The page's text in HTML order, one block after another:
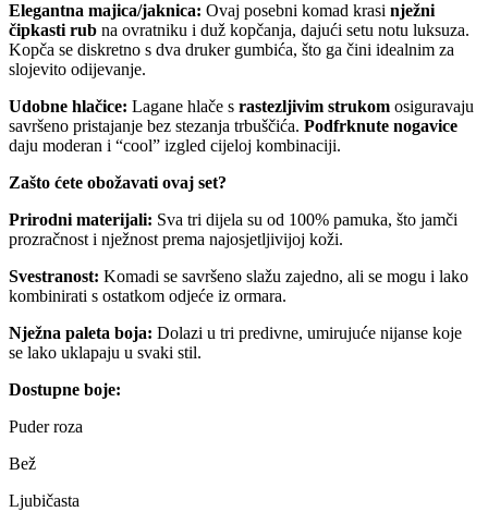
Elegantna majica/jaknica: Ovaj posebni komad krasi nježni
čipkasti rub na ovratniku i duž kopčanja, dajući setu notu luksuza.
Kopča se diskretno s dva druker gumbića, što ga čini idealnim za
slojevito odijevanje.
Udobne hlačice: Lagane hlače s rastezljivim strukom osiguravaju
savršeno pristajanje bez stezanja trbuščića. Podfrknute nogavice
daju moderan i “cool” izgled cijeloj kombinaciji.
Zašto ćete obožavati ovaj set?
Prirodni materijali: Sva tri dijela su od 100% pamuka, što jamči
prozračnost i nježnost prema najosjetljivijoj koži.
Svestranost: Komadi se savršeno slažu zajedno, ali se mogu i lako
kombinirati s ostatkom odjeće iz ormara.
Nježna paleta boja: Dolazi u tri predivne, umirujuće nijanse koje
se lako uklapaju u svaki stil.
Dostupne boje:
Puder roza
Bež
Ljubičasta